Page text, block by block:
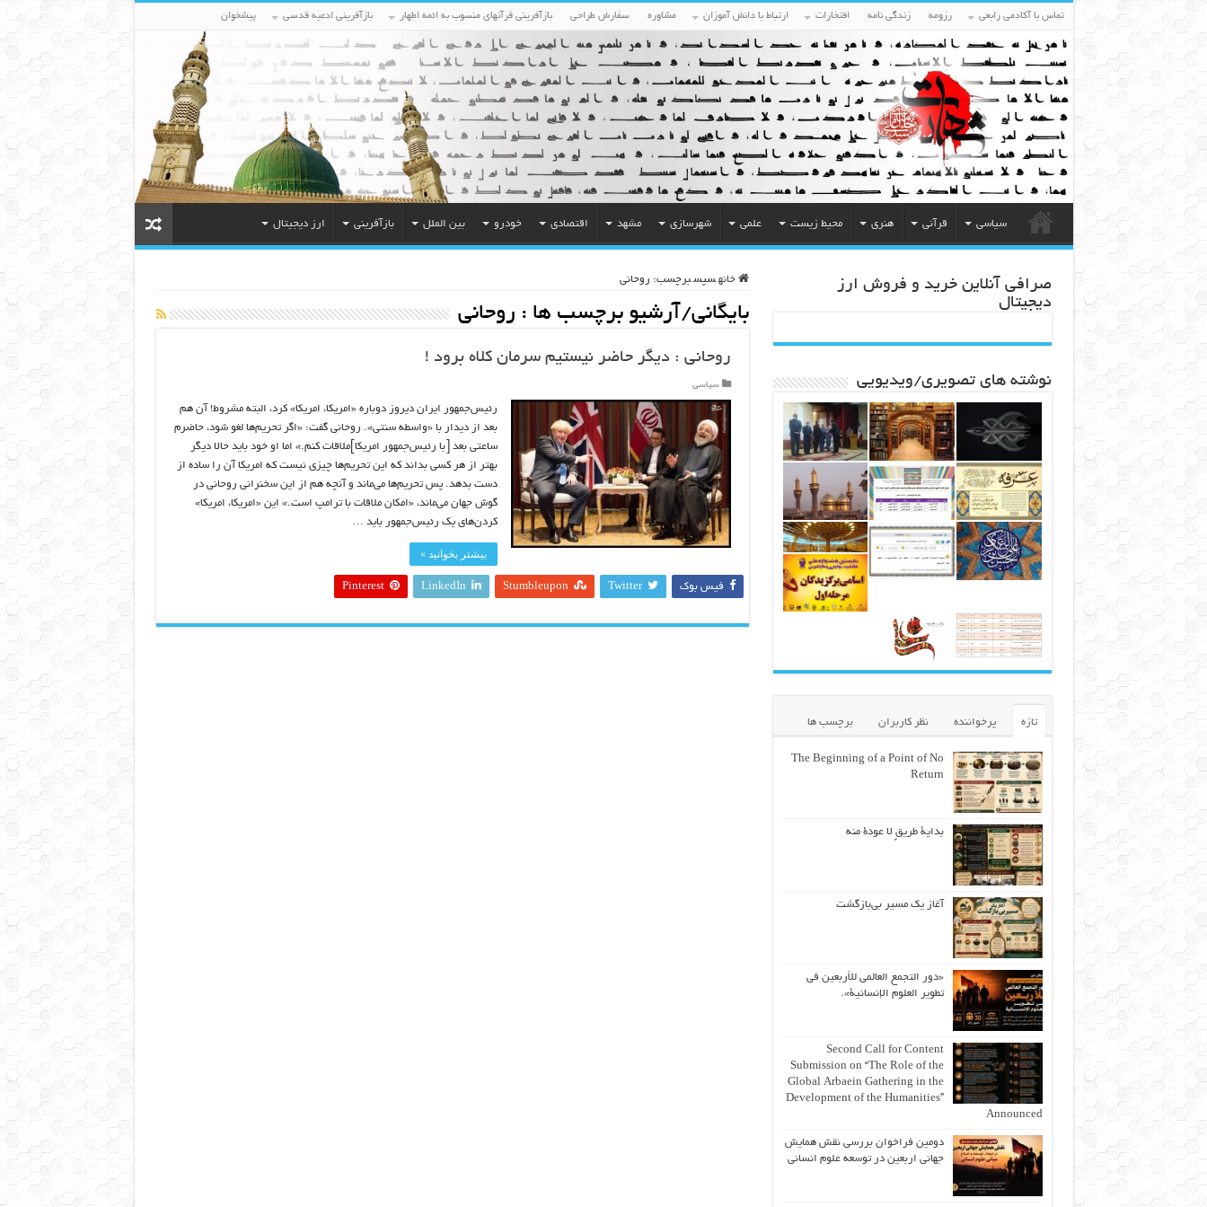
تماس با آکادمی رابعی رزومه زندگی نامه افتخارات ارتباط با دانش آموزان مشاوره سفارش طراحی بازآفرینی قرآنهای منسوب به ائمه اطهار بازآفرینی ادعیه قدسی پیشخوان
سیاسی قرآنی هنری محیط زیست علمی شهرسازی مشهد اقتصادی خودرو بین الملل بازآفرینی ارز دیجیتال
خانه سپس برچسب: روحانی
بایگانی/آرشیو برچسب ها : روحانی
روحانی : دیگر حاضر نیستیم سرمان کلاه برود !
سیاسی
رئیس‌جمهور ایران دیروز دوباره «امریکا، امریکا» کرد، البته مشروط! آن هم
بعد از دیدار با «واسطه سنتی». روحانی گفت: «اگر تحریم‌ها لغو شود، حاضرم
ساعتی بعد [با رئیس‌جمهور امریکا]ملاقات کنم.» اما او خود باید حالا دیگر
بهتر از هر کسی بداند که این تحریم‌ها چیزی نیست که امریکا آن را ساده از
دست بدهد. پس تحریم‌ها می‌ماند و آنچه هم از این سخنرانی روحانی در
گوش جهان می‌ماند، «امکان ملاقات با ترامپ است.» این «امریکا، امریکا»
کردن‌های یک رئیس‌جمهور باید …
بیشتر بخوانید »
فیس بوک Twitter
Stumbleupon
LinkedIn
Pinterest
صرافی آنلاین خرید و فروش ارز
دیجیتال
نوشته های تصویری/ویدیویی
تازه پرخواننده نظر کاربران برچسب ها
The Beginning of a Point of No
Return
بداية طريقٍ لا عودة منه
آغاز یک مسیر بی‌بازگشت
«دور التجمع العالمي للأربعين في
تطوير العلوم الإنسانية».
Second Call for Content
Submission on “The Role of the
Global Arbaein Gathering in the
Development of the Humanities”
Announced
دومین فراخوان بررسی نقش همایش
جهانی اربعین در توسعه علوم انسانی